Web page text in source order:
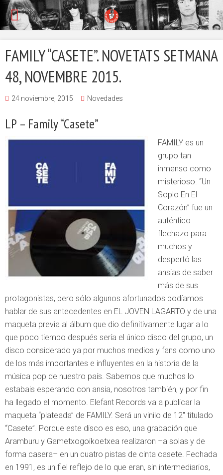
FAMILY “CASETE”. NOVETATS SETMANA
48, NOVEMBRE 2015.
24 noviembre, 2015 Novedades
LP – Family “Casete”
FAMILY es un
grupo tan
inmenso como
misterioso. “Un
Soplo En El
Corazón” fue un
auténtico
flechazo para
muchos y
despertó las
ansias de saber
más de sus
protagonistas, pero sólo algunos afortunados podíamos
hablar de sus antecedentes en EL JOVEN LAGARTO y de una
maqueta previa al álbum que dio definitivamente lugar a lo
que poco tiempo después sería el único disco del grupo, un
disco considerado ya por muchos medios y fans como uno
de los más importantes e influyentes en la historia de la
música pop de nuestro país. Sabemos que muchos lo
estabais esperando con ansia, nosotros también, y por fin
ha llegado el momento. Elefant Records va a publicar la
maqueta “plateada” de FAMILY. Será un vinilo de 12″ titulado
“Casete”. Porque este disco es eso, una grabación que
Aramburu y Gametxogoikoetxea realizaron –a solas y de
forma casera– en un cuatro pistas de cinta casete. Fechada
en 1991, es un fiel reflejo de lo que eran, sin intermediarios,